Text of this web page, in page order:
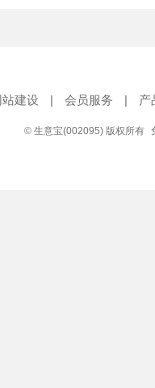
站建设 | 会员服务 | 产
© 生意宝(002095) 版权所有